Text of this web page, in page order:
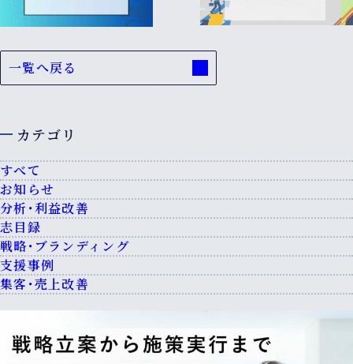
一覧へ戻る
カテゴリ
すべて
お知らせ
分析・利益改善
志目録
戦略・ブランディング
支援事例
集客・売上改善